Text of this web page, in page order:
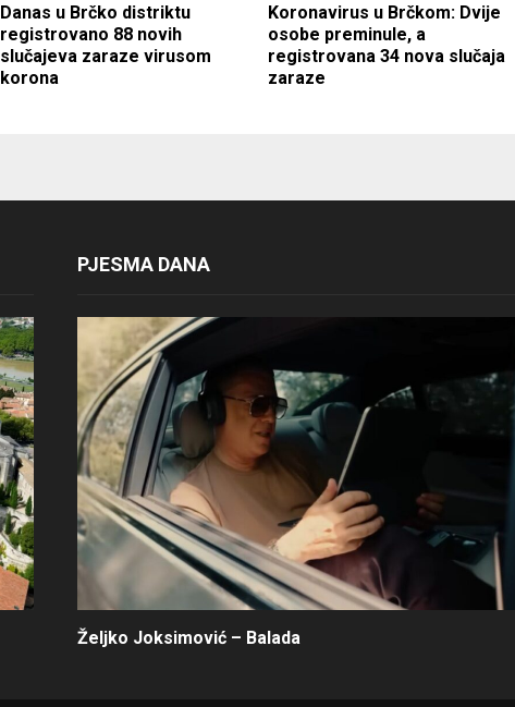
Danas u Brčko distriktu
registrovano 88 novih
slučajeva zaraze virusom
korona
Koronavirus u Brčkom: Dvije
osobe preminule, a
registrovana 34 nova slučaja
zaraze
PJESMA DANA
Željko Joksimović – Balada